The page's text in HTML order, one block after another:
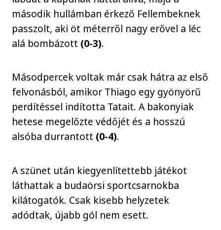
második hullámban érkező Fellembeknek
passzolt, aki öt méterről nagy erővel a léc
alá bombázott (0-3).
Másodpercek voltak már csak hátra az első
felvonásból, amikor Thiago egy gyönyörű
perdítéssel indította Tatait. A bakonyiak
hetese megelőzte védőjét és a hosszú
alsóba durrantott (0-4).
A szünet után kiegyenlítettebb játékot
láthattak a budaörsi sportcsarnokba
kilátogatók. Csak kisebb helyzetek
adódtak, újabb gól nem esett.